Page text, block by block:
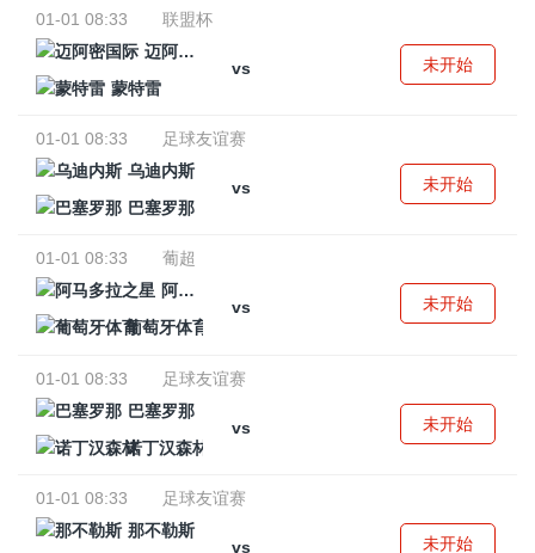
01-01 08:33
联盟杯
迈阿密国际
vs
蒙特雷
未开始
01-01 08:33
足球友谊赛
乌迪内斯
vs
巴塞罗那
未开始
01-01 08:33
葡超
阿马多拉之星
vs
葡萄牙体育
未开始
01-01 08:33
足球友谊赛
巴塞罗那
vs
诺丁汉森林
未开始
01-01 08:33
足球友谊赛
那不勒斯
vs
未开始